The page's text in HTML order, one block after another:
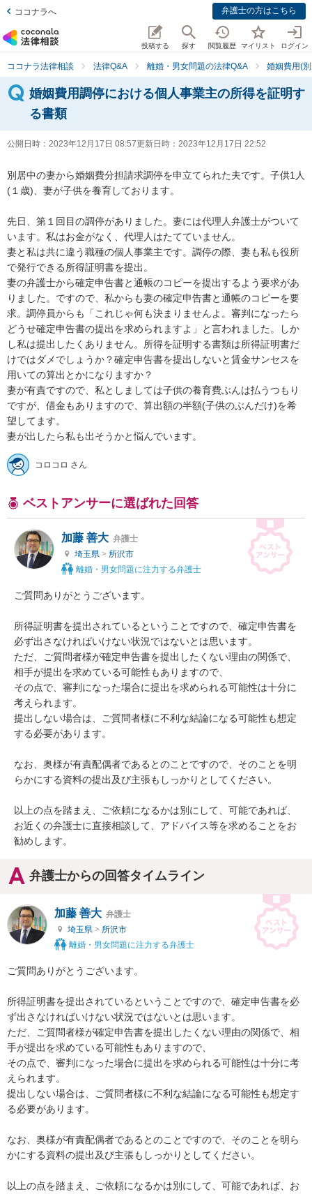
ココナラへ 弁護士の方はこちら
投稿する 探す 閲覧履歴 マイリスト ログイン
ココナラ法律相談 法律Q&A 離婚・男女問題の法律Q&A 婚姻費用(
婚姻費用調停における個人事業主の所得を証明す
る書類
公開日時： 2023年12月17日 08:57更新日時： 2023年12月17日 22:52
別居中の妻から婚姻費分担請求調停を申立てられた夫です。子供1人
(１歳)、妻が子供を養育しております。
先日、第１回目の調停がありました。妻には代理人弁護士がついて
います。私はお金がなく、代理人はたてていません。
妻と私は共に違う職種の個人事業主です。調停の際、妻も私も役所
で発行できる所得証明書を提出。
妻の弁護士から確定申告書と通帳のコピーを提出するよう要求があ
りました。ですので、私からも妻の確定申告書と通帳のコピーを要
求。調停員からも「これじゃ何も決まりませんよ。審判になったら
どうせ確定申告書の提出を求められますよ」と言われました。しか
し私は提出したくありません。所得を証明する書類は所得証明書だ
けではダメでしょうか？確定申告書を提出しないと賃金サンセスを
用いての算出とかになりますか？
妻が有責ですので、私としましては子供の養育費ぶんは払うつもり
ですが、借金もありますので、算出額の半額(子供のぶんだけ)を希
望してます。
妻が出したら私も出そうかと悩んでいます。
コロコロ さん
ベストアンサーに選ばれた回答
加藤 善大 弁護士
埼玉県 > 所沢市
離婚・男女問題に注力する弁護士
ご質問ありがとうございます。
所得証明書を提出されているということですので、確定申告書を
必ず出さなければいけない状況ではないとは思います。
ただ、ご質問者様が確定申告書を提出したくない理由の関係で、
相手が提出を求めている可能性もありますので、
その点で、審判になった場合に提出を求められる可能性は十分に
考えられます。
提出しない場合は、ご質問者様に不利な結論になる可能性も想定
する必要があります。
なお、奥様が有責配偶者であるとのことですので、そのことを明
らかにする資料の提出及び主張もしっかりとしてください。
以上の点を踏まえ、ご依頼になるかは別にして、可能であれば、
お近くの弁護士に直接相談して、アドバイス等を求めることをお
勧めします。
弁護士からの回答タイムライン
加藤 善大 弁護士
埼玉県 > 所沢市
離婚・男女問題に注力する弁護士
ご質問ありがとうございます。
所得証明書を提出されているということですので、確定申告書を必
ず出さなければいけない状況ではないとは思います。
ただ、ご質問者様が確定申告書を提出したくない理由の関係で、相
手が提出を求めている可能性もありますので、
その点で、審判になった場合に提出を求められる可能性は十分に考
えられます。
提出しない場合は、ご質問者様に不利な結論になる可能性も想定す
る必要があります。
なお、奥様が有責配偶者であるとのことですので、そのことを明ら
かにする資料の提出及び主張もしっかりとしてください。
以上の点を踏まえ、ご依頼になるかは別にして、可能であれば、お